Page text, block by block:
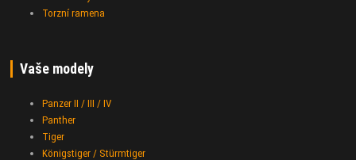
Torzní ramena
Vaše modely
Panzer II / III / IV
Panther
Tiger
Königstiger / Stürmtiger